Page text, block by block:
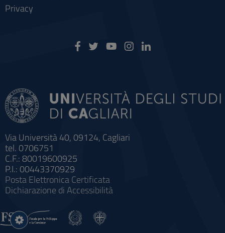
Via Università 40, 09124, Cagliari
tel. 0706751
C.F.: 80019600925
P.I.: 00443370929
Posta Elettronica Certificata
Dichiarazione di Accessibilità
Privacy
Impostazioni
cookie